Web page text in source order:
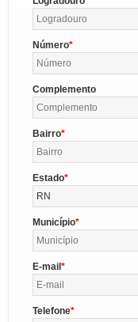
Número
Complemento
Bairro
Estado
RN
Município
E-mail
Telefone